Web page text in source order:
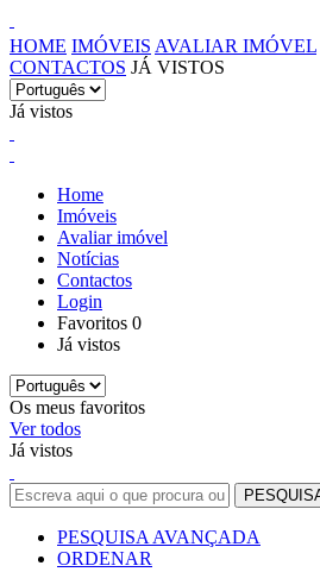
HOME IMÓVEIS AVALIAR IMÓVEL
CONTACTOS JÁ VISTOS
Já vistos
Home
Imóveis
Avaliar imóvel
Notícias
Contactos
Login
Favoritos 0
Já vistos
Os meus favoritos
Ver todos
Já vistos
PESQUISA AVANÇADA
ORDENAR